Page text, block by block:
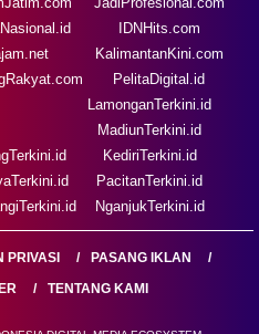
IDNHits.com
KalimantanKini.com
PelitaDigital.id
LamonganTerkini.id
MadiunTerkini.id
KediriTerkini.id
PacitanTerkini.id
NganjukTerkini.id
PRIVASI
PASANG IKLAN
TENTANG KAMI